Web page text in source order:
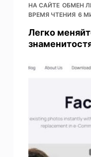
НА САЙТЕ ОБМЕН
ВРЕМЯ ЧТЕНИЯ 6
Легко